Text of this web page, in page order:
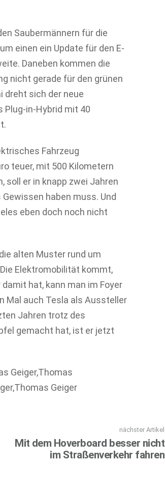
Saubermännern für die
einen ein Update für den E-
Daneben kommen die
nicht gerade für den grünen
dreht sich der neue
Plug-in-Hybrid mit 40
Fahrzeug
teuer, mit 500 Kilometern
soll er in knapp zwei Jahren
haben muss. Und
eben doch noch nicht
alten Muster rund um
Elektromobilität kommt,
hat, kann man im Foyer
Mal auch Tesla als Aussteller
Jahren trotz des
gemacht hat, ist er jetzt
Geiger,Thomas
Geiger
nächster Artikel
Mit dem Hoverboard besser nicht
im Straßenverkehr fahren